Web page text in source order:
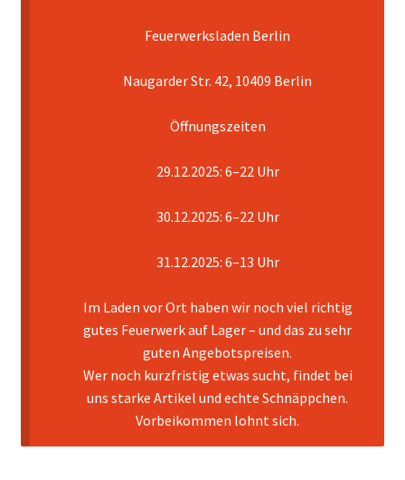
Pyrotechniker buchen
Feuerwerksladen Berlin
Naugarder Str. 42, 10409 Berlin
Öffnungszeiten
29.12.2025: 6–22 Uhr
30.12.2025: 6–22 Uhr
31.12.2025: 6–13 Uhr
Im Laden vor Ort haben wir noch viel richtig
gutes Feuerwerk auf Lager – und das zu sehr
guten Angebotspreisen.
Wer noch kurzfristig etwas sucht, findet bei
uns starke Artikel und echte Schnäppchen.
Vorbeikommen lohnt sich.